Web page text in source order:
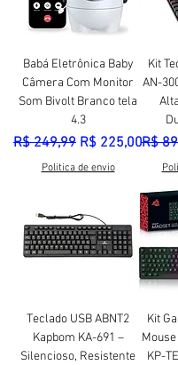
Babá Eletrônica Baby
Câmera Com Monitor
Som Bivolt Branco tela
4.3
Preço normal
R$ 249,99 Preço
R$ 225,00
Politica de envio
Kit
AN-
R$
Teclado USB ABNT2
Kapbom KA-691 –
Silencioso, Resistente
Kit
KP-